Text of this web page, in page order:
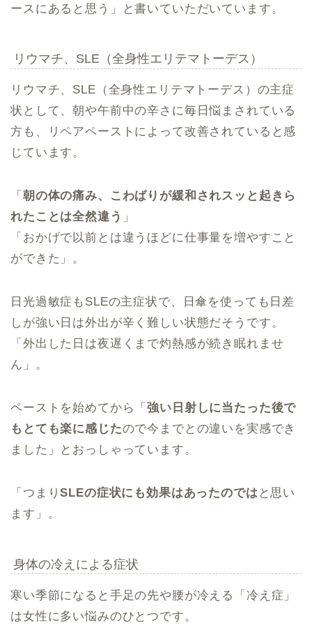
ースにあると思う」と書いていただいています。
リウマチ、SLE（全身性エリテマトーデス）
リウマチ、SLE（全身性エリテマトーデス）の主症
状として、朝や午前中の辛さに毎日悩まされている
方も、リペアペーストによって改善されていると感
じています。
「 朝の体の痛み、こわばりが緩和されスッと起きら
れたことは全然違う 」
「おかげで以前とは違うほどに仕事量を増やすこと
ができた」。
日光過敏症もSLEの主症状で、日傘を使っても日差
しが強い日は外出が辛く難しい状態だそうです。
「外出した日は夜遅くまで灼熱感が続き眠れませ
ん」。
ペーストを始めてから「強い日射しに当たった後で
もとても楽に感じたので今までとの違いを実感でき
ました」とおっしゃっています。
「つまりSLEの症状にも効果はあったのでは と思い
ます」。
身体の冷えによる症状
寒い季節になると手足の先や腰が冷える「冷え症」
は女性に多い悩みのひとつです。